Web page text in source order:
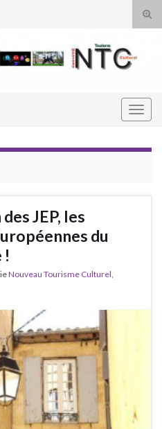
JEP, les
du
!
Nouveau Tourisme Culturel,